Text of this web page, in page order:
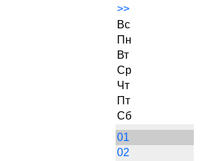
>>
Вс
Пн
Вт
Ср
Чт
Пт
Сб
01
02